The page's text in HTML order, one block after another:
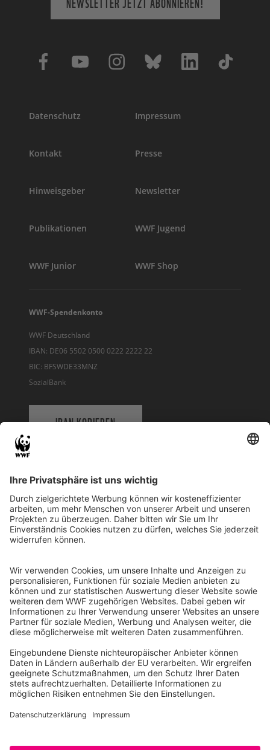
Datenschutz Impressum
Kontakt Presse
Hinweisgeber Newsletter
Publikationen WWF Jugend
WWF Junior WWF Shop
WWF-Spendenkonto
WWF Deutschland
IBAN: DE06 5502 0500 0222 2222 22
BIC: BFSWDE33MNZ
SozialBank
IBAN KOPIEREN
WWF Deutschland
Reinhardtstr. 18
10117 Berlin
Ihre Spende kann steuerlich geltend gemacht werden
Registriert als Stiftung WWF Deutschland, Senatsverwaltung für
Justiz Berlin, Az: 3416/976/2
Umsatzsteuer-Identifikationsnummer: DE 114236103
Freistellungsbescheid: Als gemeinnützige Körperschaft befreit
von der Körperschaftssteuer gem. §5 I 9 KStg. unter der
Steuernummer 27/641/09321